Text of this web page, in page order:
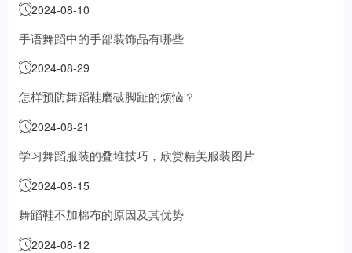
2024-08-10
手语舞蹈中的手部装饰品有哪些
2024-08-29
怎样预防舞蹈鞋磨破脚趾的烦恼？
2024-08-21
学习舞蹈服装的叠堆技巧，欣赏精美服装图片
2024-08-15
舞蹈鞋不加棉布的原因及其优势
2024-08-12